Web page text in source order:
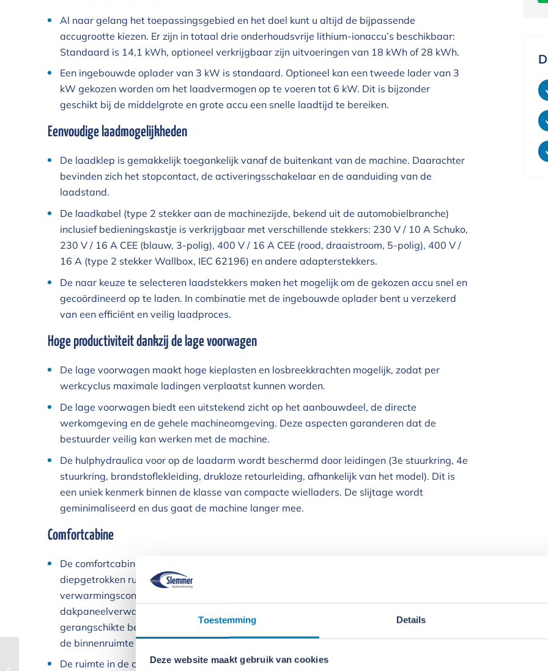
Toestemming Details
Deze website maakt gebruik van cookies
Al naar gelang het toepassingsgebied en het doel kunt u altijd de bijpassende
accugrootte kiezen. Er zijn in totaal drie onderhoudsvrije lithium-ionaccu’s beschikbaar:
Standaard is 14,1 kWh, optioneel verkrijgbaar zijn uitvoeringen van 18 kWh of 28 kWh.
Een ingebouwde oplader van 3 kW is standaard. Optioneel kan een tweede lader van 3
kW gekozen worden om het laadvermogen op te voeren tot 6 kW. Dit is bijzonder
geschikt bij de middelgrote en grote accu een snelle laadtijd te bereiken.
Eenvoudige laadmogelijkheden
De laadklep is gemakkelijk toegankelijk vanaf de buitenkant van de machine. Daarachter
bevinden zich het stopcontact, de activeringsschakelaar en de aanduiding van de
laadstand.
De laadkabel (type 2 stekker aan de machinezijde, bekend uit de automobielbranche)
inclusief bedieningskastje is verkrijgbaar met verschillende stekkers: 230 V / 10 A Schuko,
230 V / 16 A CEE (blauw, 3-polig), 400 V / 16 A CEE (rood, draaistroom, 5-polig), 400 V /
16 A (type 2 stekker Wallbox, IEC 62196) en andere adapterstekkers.
De naar keuze te selecteren laadstekkers maken het mogelijk om de gekozen accu snel en
gecoördineerd op te laden. In combinatie met de ingebouwde oplader bent u verzekerd
van een efficiënt en veilig laadproces.
Hoge productiviteit dankzij de lage voorwagen
De lage voorwagen maakt hoge kieplasten en losbreekkrachten mogelijk, zodat per
werkcyclus maximale ladingen verplaatst kunnen worden.
De lage voorwagen biedt een uitstekend zicht op het aanbouwdeel, de directe
werkomgeving en de gehele machineomgeving. Deze aspecten garanderen dat de
bestuurder veilig kan werken met de machine.
De hulphydraulica voor op de laadarm wordt beschermd door leidingen (3e stuurkring, 4e
stuurkring, brandstoflekleiding, drukloze retourleiding, afhankelijk van het model). Dit is
een uniek kenmerk binnen de klasse van compacte wielladers. De slijtage wordt
geminimaliseerd en dus gaat de machine langer mee.
Comfortcabine
De comfortcabine maakt veilig en geconcentreerd werken mogelijk: 4-koloms ontwerp,
diepgetrokken ruiten en panorama-achterruit voor optimaal zicht rondom. Een doordacht
verwarmingsconcept met elektrisch verwarmde voor- en achterruit, stoelverwarming en
dakpaneelverwarming zorgen voor een aangenaam werkklimaat. Ergonomisch
gerangschikte bedieningselementen, een nieuw interieur en minder trillingen en lawaai in
de binnenruimte verhogen het comfort voor de bestuurder.
De ruimte in de cabine is toonaangevend in zeer compacte wielladers. Afhankelijk van de
Wacker Neuson